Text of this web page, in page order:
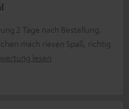
2 Tage nach Bestellung.
mach riesen Spaß, richtig
lesen